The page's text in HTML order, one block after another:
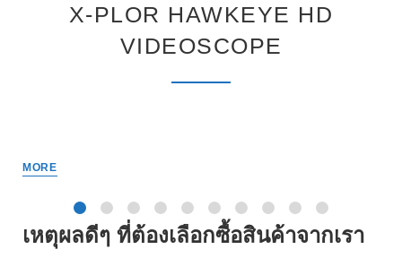
X-PLOR HAWKEYE HD
VIDEOSCOPE
MORE
เหตุผลดีๆ ที่ต้องเลือกซื้อสินค้าจากเรา